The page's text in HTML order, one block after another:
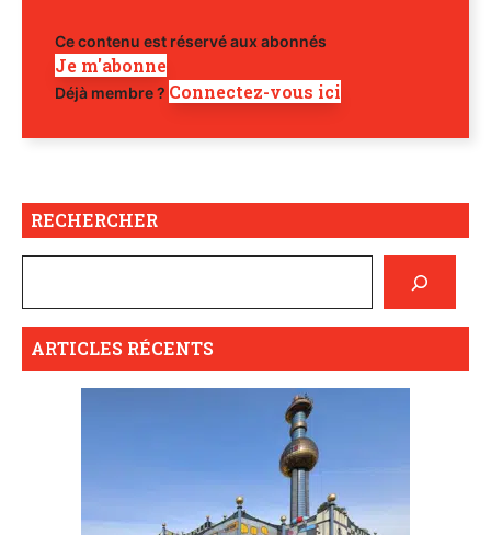
Ce contenu est réservé aux abonnés
Je m'abonne
Déjà membre ? Connectez-vous ici
RECHERCHER
ARTICLES RÉCENTS